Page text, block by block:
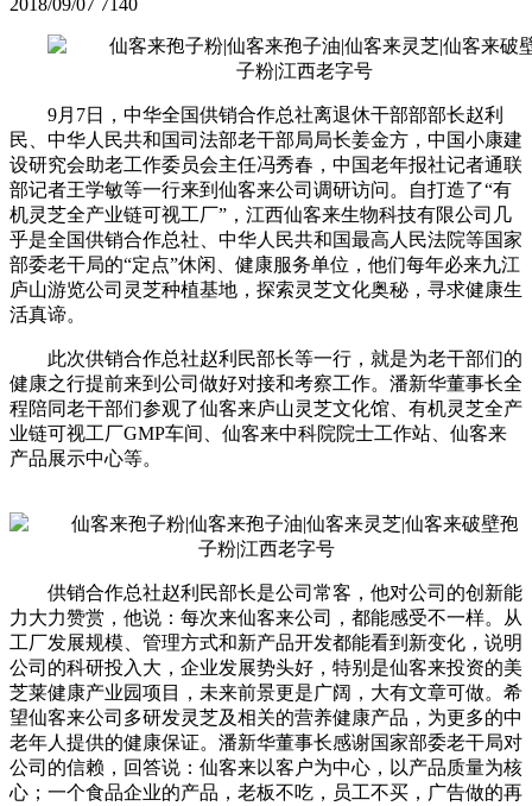
2018/09/07 7140
9月7日，中华全国供销合作总社离退休干部部部长赵利
民、中华人民共和国司法部老干部局局长姜金方，中国小康建
设研究会助老工作委员会主任冯秀春，中国老年报社记者通联
部记者王学敏等一行来到仙客来公司调研访问。自打造了“有
机灵芝全产业链可视工厂”，江西仙客来生物科技有限公司几
乎是全国供销合作总社、中华人民共和国最高人民法院等国家
部委老干局的“定点”休闲、健康服务单位，他们每年必来九江
庐山游览公司灵芝种植基地，探索灵芝文化奥秘，寻求健康生
活真谛。
此次供销合作总社赵利民部长等一行，就是为老干部们的
健康之行提前来到公司做好对接和考察工作。潘新华董事长全
程陪同老干部们参观了仙客来庐山灵芝文化馆、有机灵芝全产
业链可视工厂GMP车间、仙客来中科院院士工作站、仙客来
产品展示中心等。
供销合作总社赵利民部长是公司常客，他对公司的创新能
力大力赞赏，他说：每次来仙客来公司，都能感受不一样。从
工厂发展规模、管理方式和新产品开发都能看到新变化，说明
公司的科研投入大，企业发展势头好，特别是仙客来投资的美
芝莱健康产业园项目，未来前景更是广阔，大有文章可做。希
望仙客来公司多研发灵芝及相关的营养健康产品，为更多的中
老年人提供的健康保证。潘新华董事长感谢国家部委老干局对
公司的信赖，回答说：仙客来以客户为中心，以产品质量为核
心；一个食品企业的产品，老板不吃，员工不买，广告做的再